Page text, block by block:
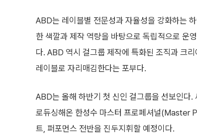
ABD는 레이블별 전문성과 자율성을 강화하는
한 색깔과 제작 역량을 바탕으로 독립적으로 운
다. ABD 역시 걸그룹 제작에 특화된 조직과 크
레이블로 자리매김한다는 포부다.
ABD는 올해 하반기 첫 신인 걸그룹을 선보인다
로듀싱해온 한성수 마스터 프로페셔널(Master
트, 퍼포먼스 전반을 진두지휘할 예정이다.